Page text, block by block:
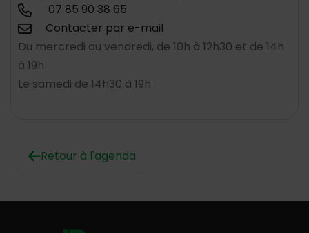
07 85 90 38 65
Contacter par e-mail
Du mercredi au vendredi, de 10h à 12h30 et de 14h
à 19h
Le samedi de 14h30 à 19h
Retour à l'agenda